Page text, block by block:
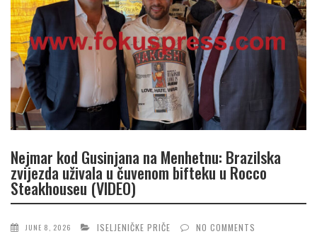
Nejmar kod Gusinjana na Menhetnu: Brazilska
zvijezda uživala u čuvenom bifteku u Rocco
Steakhouseu (VIDEO)
JUNE 8, 2026 ISELJENIČKE PRIČE NO COMMENTS